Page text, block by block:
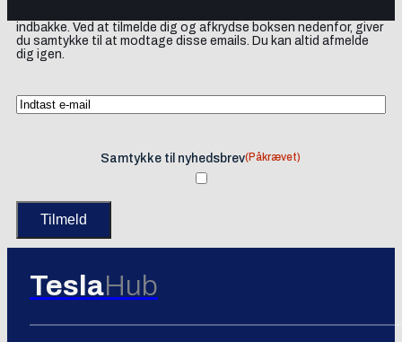
indbakke. Ved at tilmelde dig og afkrydse boksen nedenfor, giver
du samtykke til at modtage disse emails. Du kan altid afmelde
dig igen.
Samtykke til nyhedsbrev(Påkrævet)
TeslaHub